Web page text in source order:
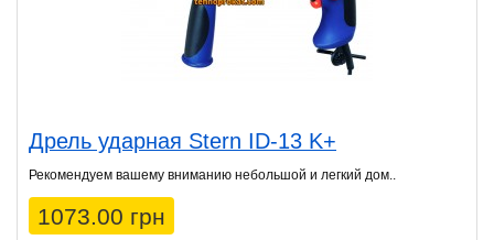
Дрель ударная Stern ID-13 K+
Рекомендуем вашему вниманию небольшой и легкий дом..
1073.00 грн